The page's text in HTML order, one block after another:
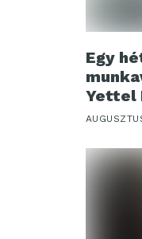
Egy
Yettel